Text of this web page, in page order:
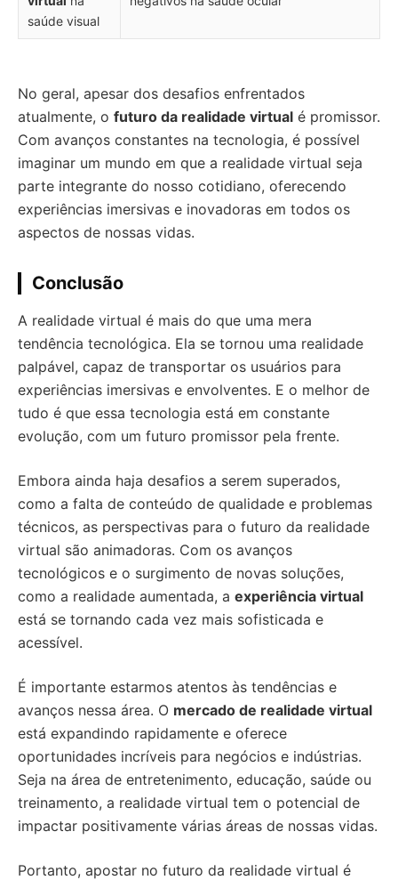
saúde visual
No geral, apesar dos desafios enfrentados
atualmente, o futuro da realidade virtual é promissor.
Com avanços constantes na tecnologia, é possível
imaginar um mundo em que a realidade virtual seja
parte integrante do nosso cotidiano, oferecendo
experiências imersivas e inovadoras em todos os
aspectos de nossas vidas.
Conclusão
A realidade virtual é mais do que uma mera
tendência tecnológica. Ela se tornou uma realidade
palpável, capaz de transportar os usuários para
experiências imersivas e envolventes. E o melhor de
tudo é que essa tecnologia está em constante
evolução, com um futuro promissor pela frente.
Embora ainda haja desafios a serem superados,
como a falta de conteúdo de qualidade e problemas
técnicos, as perspectivas para o futuro da realidade
virtual são animadoras. Com os avanços
tecnológicos e o surgimento de novas soluções,
como a realidade aumentada, a experiência virtual
está se tornando cada vez mais sofisticada e
acessível.
É importante estarmos atentos às tendências e
avanços nessa área. O mercado de realidade virtual
está expandindo rapidamente e oferece
oportunidades incríveis para negócios e indústrias.
Seja na área de entretenimento, educação, saúde ou
treinamento, a realidade virtual tem o potencial de
impactar positivamente várias áreas de nossas vidas.
Portanto, apostar no futuro da realidade virtual é